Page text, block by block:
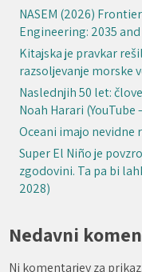
NASEM (2026)
Engineering: 2035
Kitajska je pravkar
razsoljevanje morske
Naslednjih 50 let:
Noah Harari (YouTube
Oceani imajo nevidne
Super El Niño je
zgodovini. Ta pa bi
2028)
Nedavni
Ni komentarjev za prikaz.